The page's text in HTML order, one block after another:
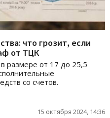
что грозит, если
от ТЦК
размере от 17 до 25,5
со счетов.
15 октября 2024, 14:36